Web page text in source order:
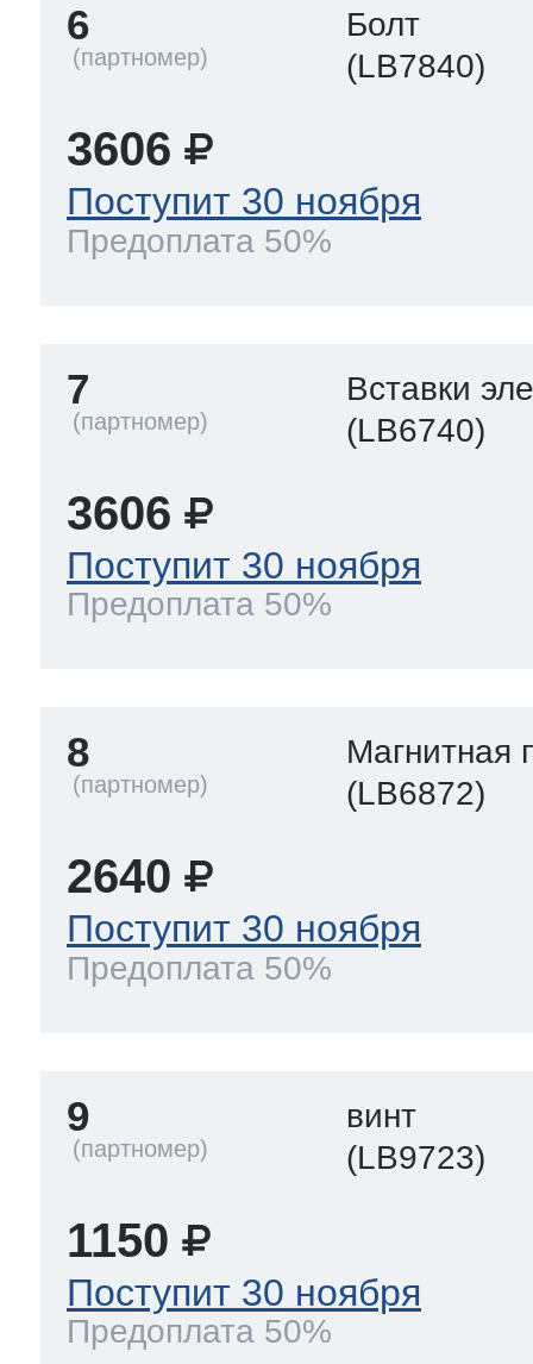
6
Болт
(LB7840)
3606
Поступит 30 ноября
Предоплата 50%
7
Вставки
(LB6740)
3606
Поступит 30 ноября
Предоплата 50%
8
Магнитная
(LB6872)
2640
Поступит 30 ноября
Предоплата 50%
9
винт
(LB9723)
1150
Поступит 30 ноября
Предоплата 50%